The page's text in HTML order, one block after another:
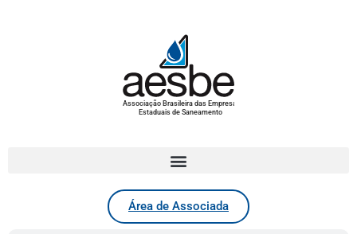
Associação Brasileira das Empresas
Estaduais de Saneamento
Área de Associada